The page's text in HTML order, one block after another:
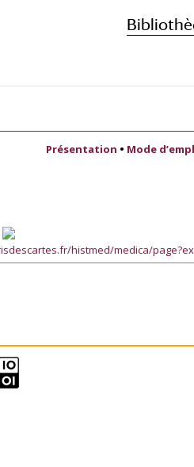
Présentation • Mode
histmed/medica/